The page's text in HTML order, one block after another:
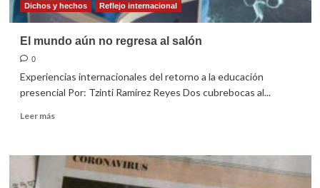
Dichos y hechos Reflejo internacional
El mundo aún no regresa al salón
0
Experiencias internacionales del retorno a la educación
presencial Por: Tzinti Ramírez Reyes Dos cubrebocas al...
Leer másLeer
El
mundo
aún